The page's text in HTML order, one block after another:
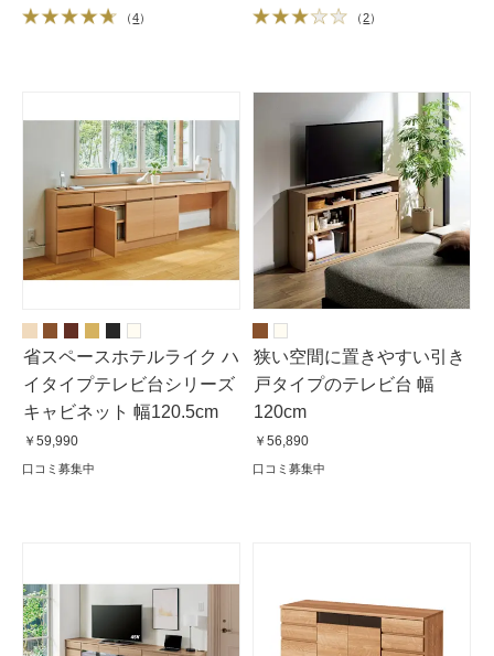
（4） （2）
省スペースホテルライク ハ
イタイプテレビ台シリーズ
キャビネット 幅120.5cm
￥59,990
口コミ募集中
狭い空間に置きやすい引き
戸タイプのテレビ台 幅
120cm
￥56,890
口コミ募集中